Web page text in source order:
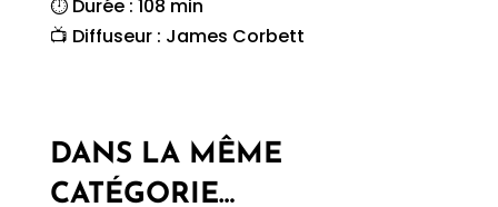
⏱ Durée : 108 min
📺 Diffuseur : James Corbett
DANS LA MÊME
CATÉGORIE…